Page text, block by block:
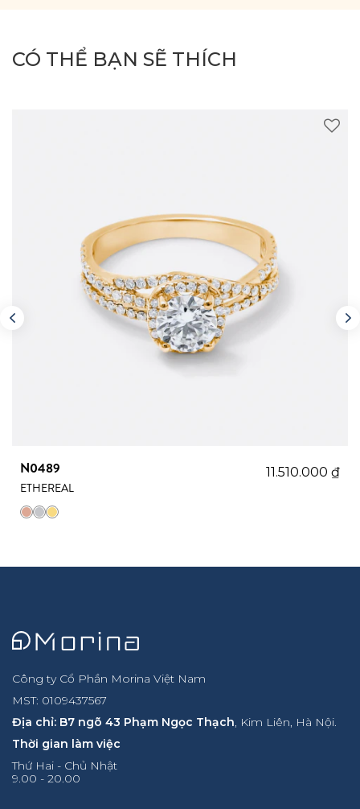
CÓ THỂ BẠN SẼ THÍCH
N0489
ETHEREAL
11.510.000 ₫
Công ty Cổ Phần Morina Việt Nam
MST: 0109437567
Địa chỉ: B7 ngõ 43 Phạm Ngọc Thạch, Kim Liên, Hà Nội.
Thời gian làm việc
Thứ Hai - Chủ Nhật
9.00 - 20.00